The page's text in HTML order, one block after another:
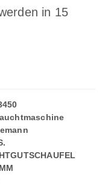
in 15